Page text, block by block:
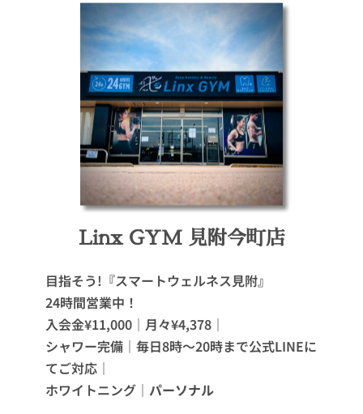
Linx GYM 見附今町店
目指そう!『スマートウェルネス見附』
24時間営業中！
入会金¥11,000｜月々¥4,378｜
シャワー完備｜毎日8時〜20時まで公式LINEに
てご対応｜
ホワイトニング｜ パーソナル